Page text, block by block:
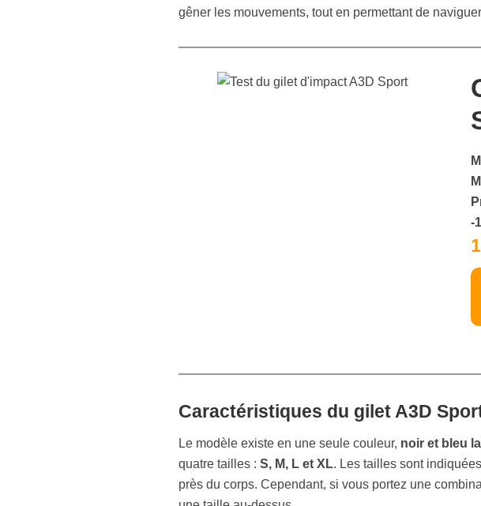
gêner les mouvements, tout en permettant de
-
Caractéristiques du gilet A3D
Le modèle existe en une seule couleur, noir et bleu
quatre tailles : S, M, L et XL. Les tailles sont
près du corps. Cependant, si vous portez une